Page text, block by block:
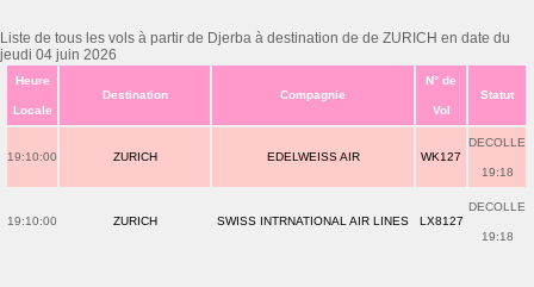
Liste de tous les vols à partir de Djerba à destination de de ZURICH en date du
jeudi 04 juin 2026
Heure
Locale
Destination Compagnie
N° de
Vol
Statut
19:10:00 ZURICH EDELWEISS AIR WK127
DECOLLE
19:18
19:10:00 ZURICH SWISS INTRNATIONAL AIR LINES LX8127
DECOLLE
19:18